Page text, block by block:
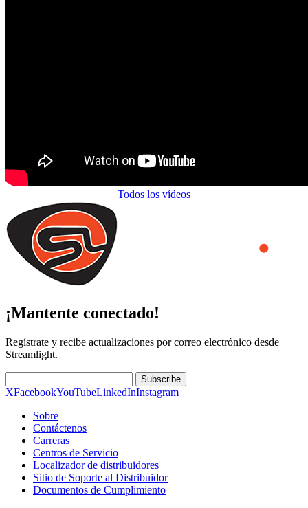
Todos los vídeos
¡Mantente conectado!
Regístrate y recibe actualizaciones por correo electrónico desde
Streamlight.
Subscribe
XFacebookYouTubeLinkedInInstagram
Sobre
Contáctenos
Carreras
Centros de Servicio
Localizador de distribuidores
Sitio de Soporte al Distribuidor
Documentos de Cumplimiento